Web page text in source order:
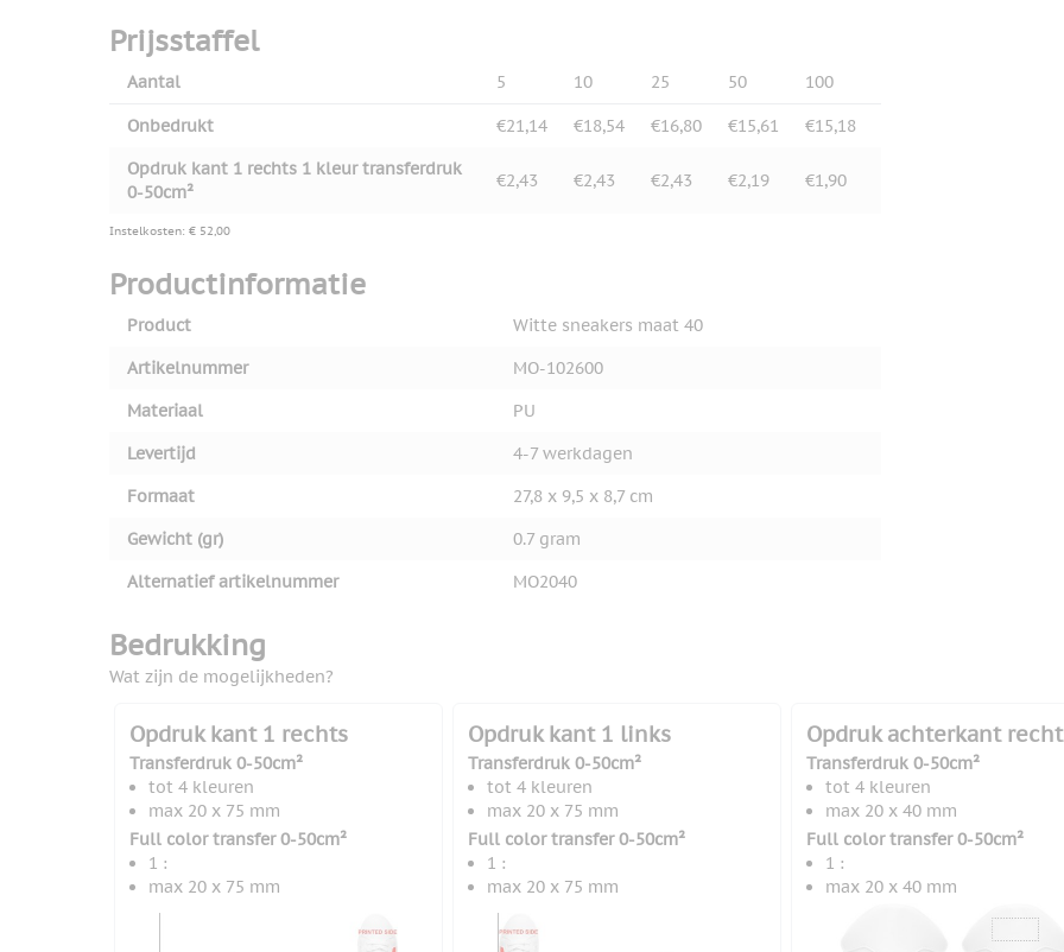
Prijsstaffel
Aantal 5 10 25 50 100
Onbedrukt €21,14 €18,54 €16,80 €15,61
€15,18
Opdruk kant 1 rechts 1 kleur transferdruk
0-50cm²
€2,43 €2,43 €2,43 €2,19 €1,90
Instelkosten: € 52,00
Productinformatie
Product
Witte sneakers maat 40
Artikelnummer
MO-102600
Materiaal
PU
Levertijd
4-7 werkdagen
Formaat
27,8 x 9,5 x 8,7 cm
Gewicht (gr)
0.7 gram
Alternatief artikelnummer
MO2040
Bedrukking
Wat zijn de mogelijkheden?
Opdruk kant 1 rechts
Transferdruk 0-50cm²
tot 4 kleuren
max 20 x 75 mm
Full color transfer 0-50cm²
1 :
max 20 x 75 mm
Opdruk kant 1 links
Transferdruk 0-50cm²
tot 4 kleuren
max 20 x 75 mm
Full color transfer 0-50cm²
1 :
max 20 x 75 mm
Opdruk achterkant
Transferdruk 0-50cm²
tot 4 kleuren
max 20 x 40 mm
Full color transfer 0-50cm²
1 :
max 20 x 40 mm